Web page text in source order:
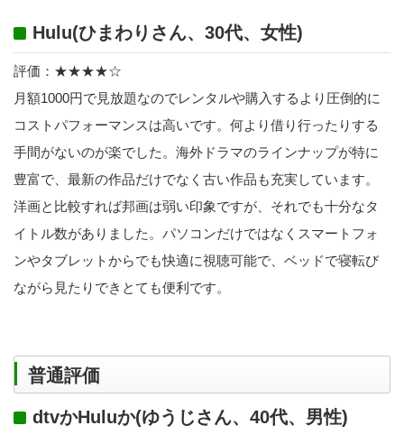
Hulu(ひまわりさん、30代、女性)
評価：★★★★☆
月額1000円で見放題なのでレンタルや購入するより圧倒的に
コストパフォーマンスは高いです。何より借り行ったりする
手間がないのが楽でした。海外ドラマのラインナップが特に
豊富で、最新の作品だけでなく古い作品も充実しています。
洋画と比較すれば邦画は弱い印象ですが、それでも十分なタ
イトル数がありました。パソコンだけではなくスマートフォ
ンやタブレットからでも快適に視聴可能で、ベッドで寝転び
ながら見たりできとても便利です。
普通評価
dtvかHuluか(ゆうじさん、40代、男性)